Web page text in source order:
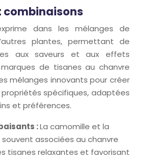
combinaisons
dans les mélanges de
plantes, permettant de
aux saveurs et aux effets
marques de tisanes au chanvre
mélanges innovants pour créer
propriétés spécifiques, adaptées
et préférences.
:La camomille et la
associées au chanvre
tisanes relaxantes et favorisant